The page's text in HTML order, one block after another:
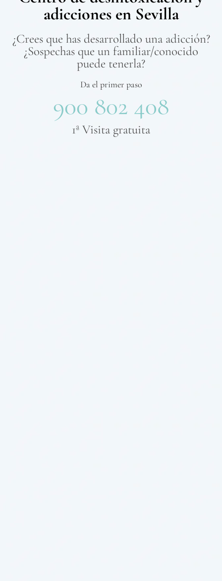
adicciones en Sevilla
¿Crees que has desarrollado una adicción?
¿Sospechas que un familiar/conocido
puede tenerla?
Da el primer paso
900 802 408
1ª Visita gratuita